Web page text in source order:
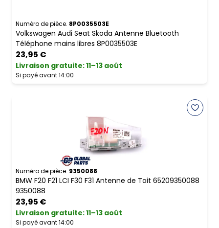
Numéro de pièce. 8P0035503E
Volkswagen Audi Seat Skoda Antenne Bluetooth
Téléphone mains libres 8P0035503E
23,95 €
Livraison gratuite:11–13 août
Si payé avant 14:00
Numéro de pièce. 9350088
BMW F20 F21 LCI F30 F31 Antenne de Toit 65209350088
9350088
23,95 €
Livraison gratuite:11–13 août
Si payé avant 14:00